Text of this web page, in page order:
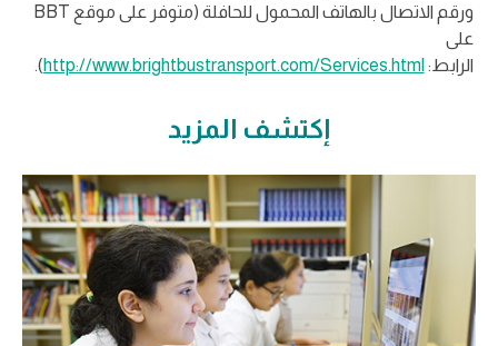
ورقم الاتصال بالهاتف المحمول للحافلة (متوفر على موقع BBT
على
الرابط: http://www.brightbustransport.com/Services.html
).
إكتشف المزيد